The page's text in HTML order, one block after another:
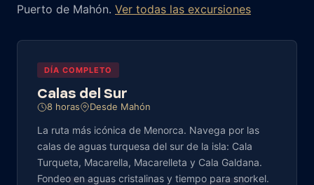
Puerto de Mahón. Ver todas las excursiones
DÍA COMPLETO
Calas del Sur
8 horas Desde Mahón
La ruta más icónica de Menorca. Navega por las
calas de aguas turquesa del sur de la isla: Cala
Turqueta, Macarella, Macarelleta y Cala Galdana.
Fondeo en aguas cristalinas y tiempo para snorkel.